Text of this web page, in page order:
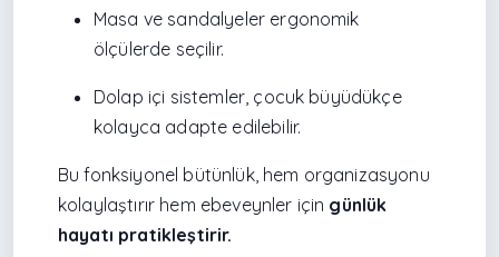
Masa ve sandalyeler ergonomik
ölçülerde seçilir.
Dolap içi sistemler, çocuk büyüdükçe
kolayca adapte edilebilir.
Bu fonksiyonel bütünlük, hem organizasyonu
kolaylaştırır hem ebeveynler için günlük
hayatı pratikleştirir.